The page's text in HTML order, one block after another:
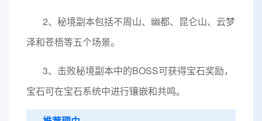
2、秘境副本包括不周山、幽都、昆仑山、云梦
泽和苍梧等五个场景。
3、击败秘境副本中的BOSS可获得宝石奖励，
宝石可在宝石系统中进行镶嵌和共鸣。